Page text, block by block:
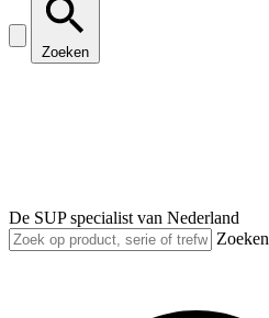
Zoeken
De SUP specialist van Nederland
Zoeken